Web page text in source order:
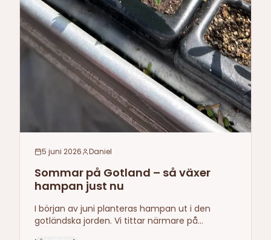
5 juni 2026 Daniel
Sommar på Gotland – så växer
hampan just nu
I början av juni planteras hampan ut i den
gotländska jorden. Vi tittar närmare på